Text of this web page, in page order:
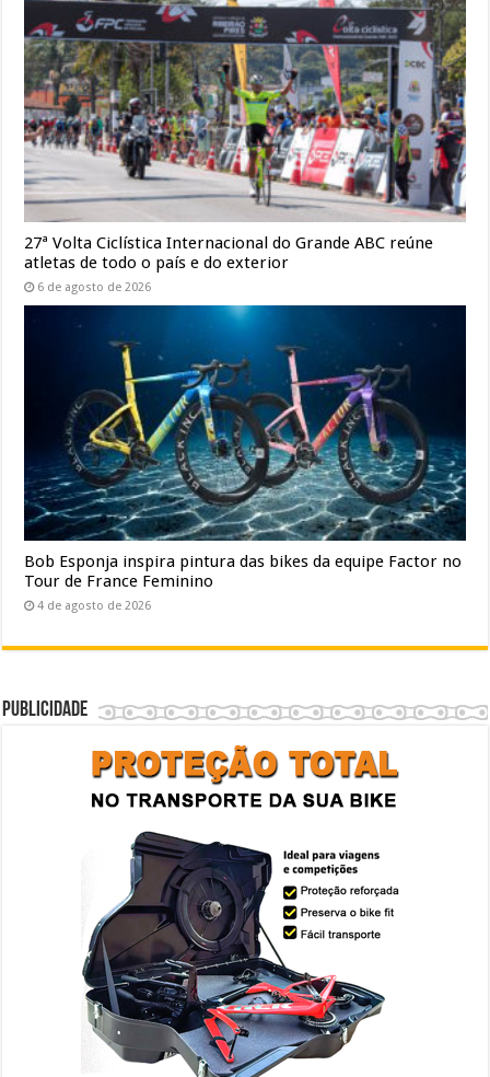
27ª Volta Ciclística Internacional do Grande ABC reúne
atletas de todo o país e do exterior
6 de agosto de 2026
Bob Esponja inspira pintura das bikes da equipe Factor no
Tour de France Feminino
4 de agosto de 2026
Publicidade